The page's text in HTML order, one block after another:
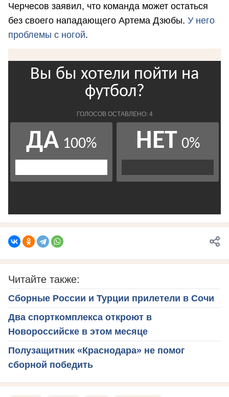
Черчесов заявил, что команда может остаться
без своего нападающего Артема Дзюбы. У него
проблемы с ногой.
Читайте также:
Сборные России и Турции прилетели в Сочи
Два спорткомплекса откроют в
Новороссийске в этом месяце
Полузащитник «Краснодара» не помог
сборной победить